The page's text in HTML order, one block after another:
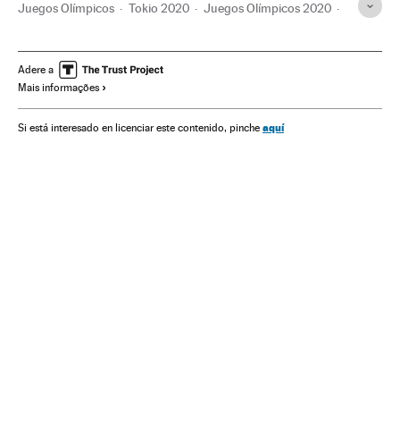
Juegos Olímpicos Tokio 2020 Juegos Olímpicos 2020
Reino Unido Tony Hawk
Adere a
Mais informações
Si está interesado en licenciar este contenido, pinche aquí